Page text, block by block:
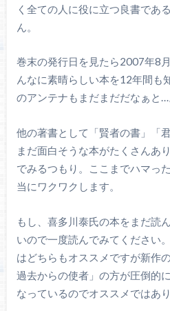
く全ての人に役に立つ良書であ
ん。
巻末の発行日を見たら2007年8
んなに素晴らしい本を12年間も
のアンテナもまだまだだなぁと…
他の著書として「賢者の書」「
まだ面白そうな本がたくさんあ
でみるつもり。ここまでハマっ
当にワクワクします。
もし、喜多川泰氏の本をまだ読
いので一度読んでみてください
はどちらもオススメですが新作
過去からの使者」の方が圧倒的
なっているのでオススメではあり